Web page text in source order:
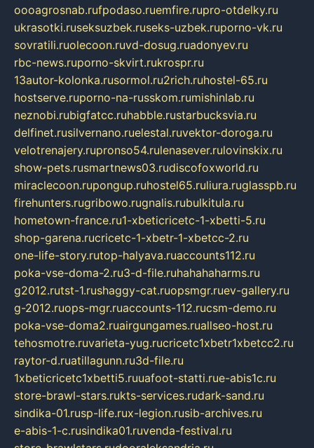
oooagrosnab.rufpodaso.ruemfire.rupro-otdelky.ru
ukrasotki.ruseksuzbek.ruseks-uzbek.ruporno-vk.ru
sovratili.ruolecoon.ruvd-dosug.ruadonyev.ru
rbc-news.ruporno-skvirt.rukrospr.ru
13autor-kolonka.rusormol.ru2rich.ruhostel-65.ru
hostserve.ruporno-na-russkom.rumishinlab.ru
neznobi.rubigfatcc.ruhabble.rustarbucksvia.ru
delfinet.rusilvernano.ruelestal.ruvektor-doroga.ru
velotrenajery.rupronso54.rulenasever.rulovinskix.ru
show-pets.rusmartnews03.rudiscofoxworld.ru
miraclecoon.rupongup.ruhostel65.ruliura.ruglasspb.ru
firehunters.rugribowo.rugnalis.rubulkitula.ru
hometown-france.ru1-xbeticricetc-1-xbetti-5.ru
shop-garena.rucricetc-1-xbetr-1-xbetcc-2.ru
one-life-story.rutop-halyava.ruaccounts112.ru
poka-vse-doma-2.ru3-d-file.ruhahahaharms.ru
g2012.rutst-1.rushaggy-cat.ruopsmgr.ruev-gallery.ru
g-2012.ruops-mgr.ruaccounts-112.rucsm-demo.ru
poka-vse-doma2.ruairgungames.ruallseo-host.ru
tehosmotre.ruvarieta-yug.rucricetc1xbetr1xbetcc2.ru
raytor-d.ruatillagunn.ru3d-file.ru
1xbeticricetc1xbetti5.ruuafoot-statti.rue-abis1c.ru
store-brawl-stars.rukts-services.rudark-sand.ru
sindika-01.rusp-life.rux-legion.rusib-archives.ru
e-abis-1-c.rusindika01.ruvenda-festival.ru